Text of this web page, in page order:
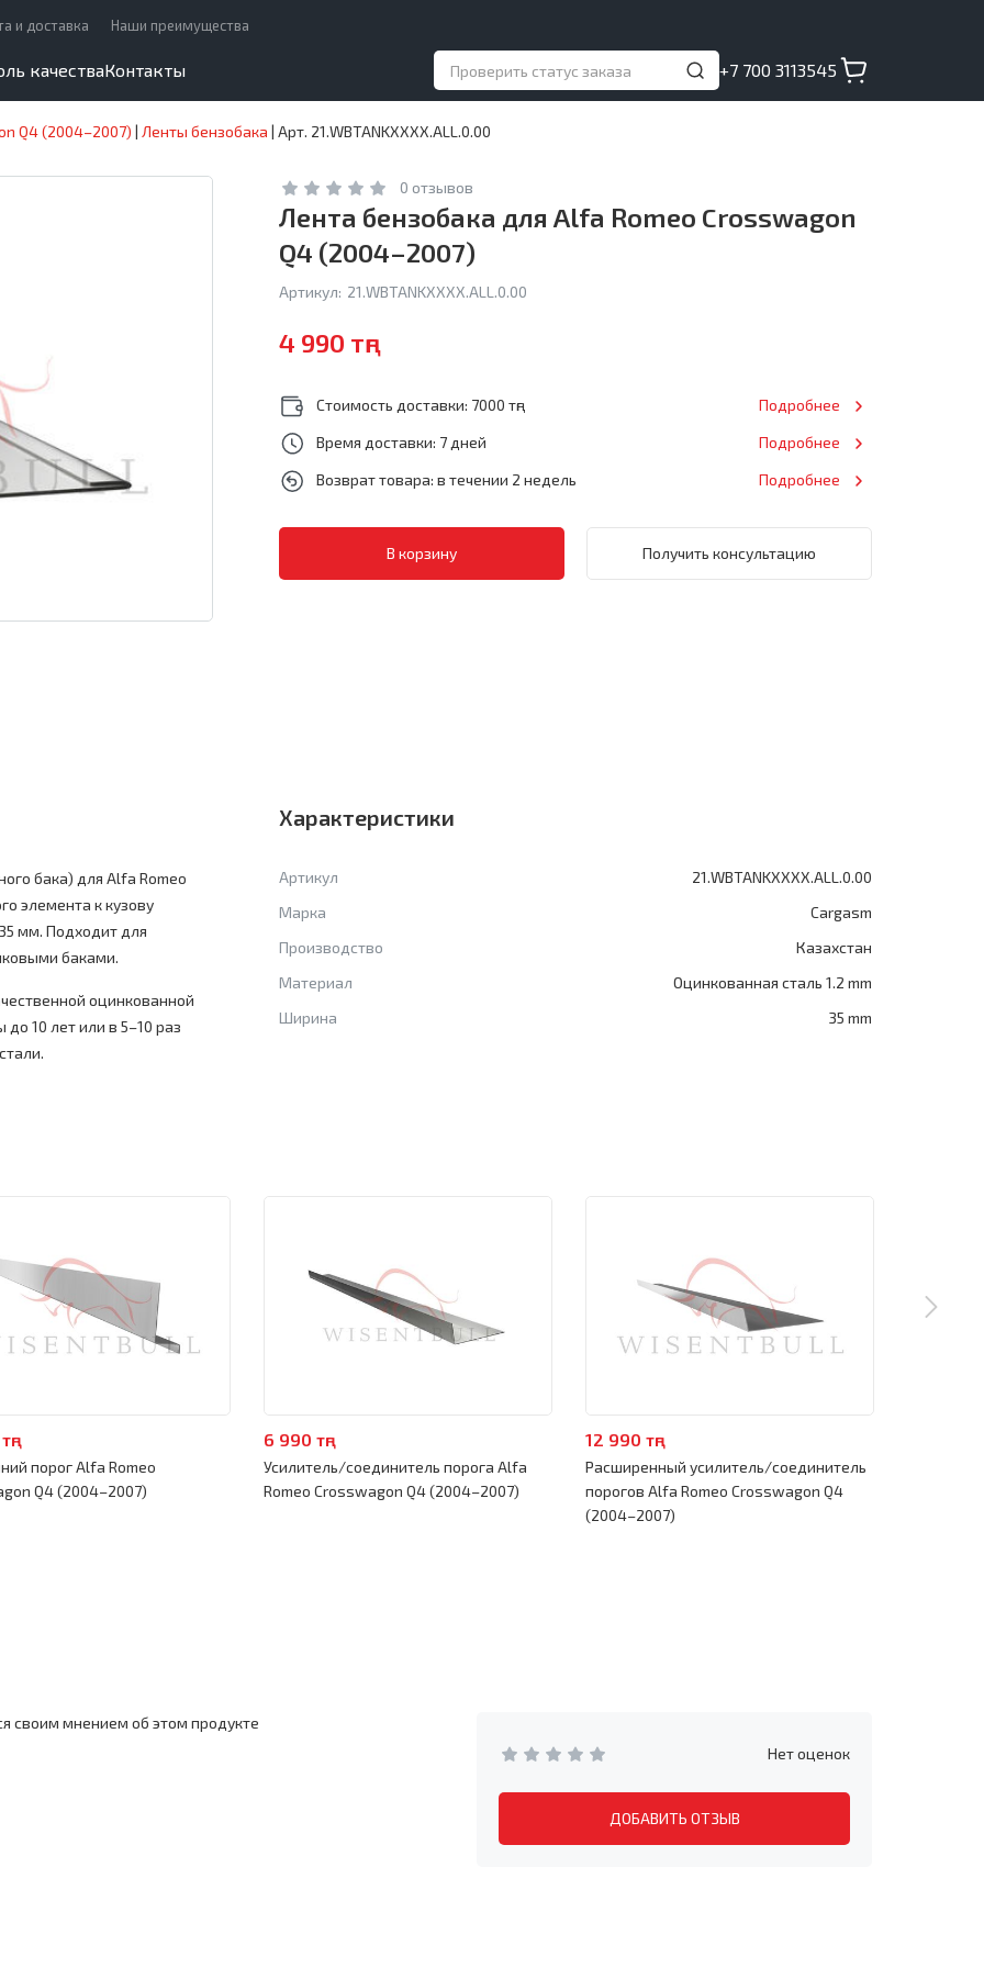
и доставка Наши преимущества
качестваКонтакты +7 700 3113545
Q4 (2004–2007) | Ленты бензобака | Арт. 21.WBTANKXXXX.ALL.0.00
0 отзывов
Лента бензобака для Alfa Romeo Crosswagon
Q4 (2004–2007)
Артикул: 21.WBTANKXXXX.ALL.0.00
4 990 тңг
Стоимость доставки: 7000 тңг
Подробнее
Время доставки: 7 дней
Подробнее
Возврат товара: в течении 2 недель
Подробнее
Получить консультацию
бака) для Alfa Romeo
элемента к кузову
мм. Подходит для
баками.
оцинкованной
10 лет или в 5–10 раз
Характеристики
Артикул
21.WBTANKXXXX.ALL.0.00
Марка
Cargasm
Производство
Казахстан
Материал
Оцинкованная сталь 1.2 mm
Ширина
35 mm
порог Alfa Romeo
Q4 (2004–2007)
6 990 тңг
Усилитель/соединитель порога Alfa
Romeo Crosswagon Q4 (2004–2007)
12 990 тңг
Расширенный усилитель/соединитель
порогов Alfa Romeo Crosswagon Q4
(2004–2007)
Нет оценок
ДОБАВИТЬ ОТЗЫВ
своим мнением об этом продукте